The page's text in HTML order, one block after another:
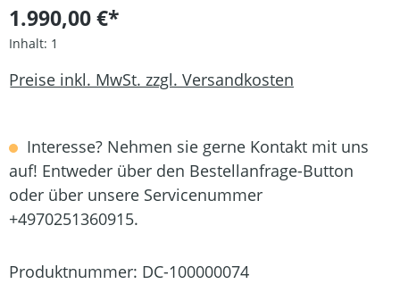
1.990,00 €*
Inhalt: 1
Preise inkl. MwSt. zzgl. Versandkosten
Interesse? Nehmen sie gerne Kontakt mit uns
auf! Entweder über den Bestellanfrage-Button
oder über unsere Servicenummer
+4970251360915.
Produktnummer: DC-100000074